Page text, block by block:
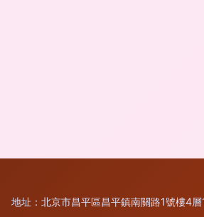
地址：北京市昌平區昌平鎮南關路1號樓4